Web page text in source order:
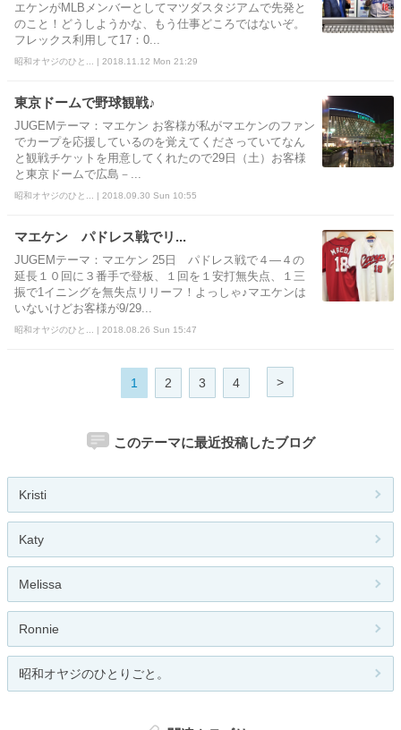
エケンがMLBメンバーとしてマツダスタジアムで先発と
のこと！どうしようかな、もう仕事どころではないぞ。
フレックス利用して17：0...
昭和オヤジのひと... | 2018.11.12 Mon 21:29
東京ドームで野球観戦♪
JUGEMテーマ：マエケン お客様が私がマエケンのファン
でカープを応援しているのを覚えてくださっていてなん
と観戦チケットを用意してくれたので29日（土）お客様
と東京ドームで広島－...
昭和オヤジのひと... | 2018.09.30 Sun 10:55
マエケン パドレス戦でリ...
JUGEMテーマ：マエケン 25日 パドレス戦で４―４の
延長１０回に３番手で登板、１回を１安打無失点、１三
振で1イニングを無失点リリーフ！よっしゃ♪マエケンは
いないけどお客様が9/29...
昭和オヤジのひと... | 2018.08.26 Sun 15:47
1 2 3 4 >
このテーマに最近投稿したブログ
Kristi
Katy
Melissa
Ronnie
昭和オヤジのひとりごと。